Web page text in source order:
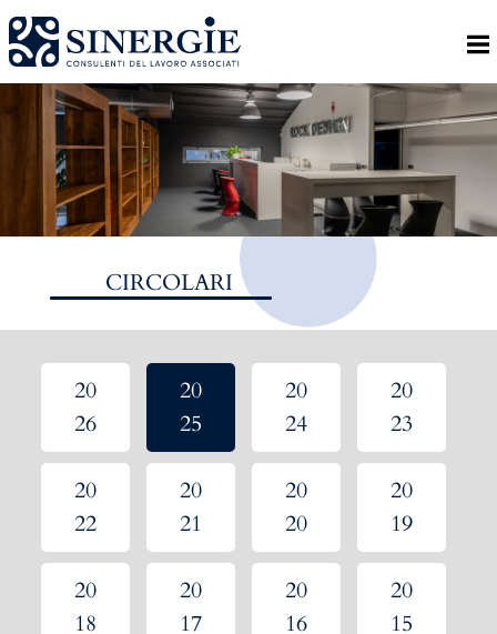
Homepage
Lo studio
Lo studio
Dott. Riccardo Canu
P.az. Roberta Gregoris
Dott. Massimiliano Caprari
Servizi
Consulenza
Amministrazione del personale
ASSINDATCOLF
Labour Mobility
CIRCOLARI
20
26
20
25
20
24
20
23
20
22
20
21
20
20
20
19
20
18
20
17
20
16
20
15